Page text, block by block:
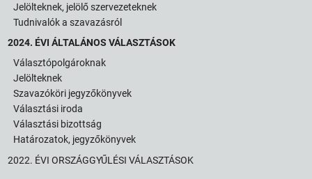
Jelölteknek, jelölő szervezeteknek
Tudnivalók a szavazásról
2024. ÉVI ÁLTALÁNOS VÁLASZTÁSOK
Választópolgároknak
Jelölteknek
Szavazóköri jegyzőkönyvek
Választási iroda
Választási bizottság
Határozatok, jegyzőkönyvek
2022. ÉVI ORSZÁGGYŰLÉSI VÁLASZTÁSOK